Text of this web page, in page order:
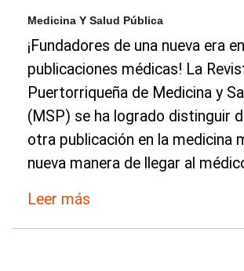
Medicina Y Salud Pública
¡Fundadores de una nueva era
publicaciones médicas! La
Puertorriqueña de Medicina y
(MSP) se ha logrado distinguir
otra publicación en la medicina
nueva manera de llegar al
Leer más